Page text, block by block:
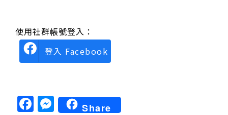
使用社群帳號登入：
登入 Facebook
Facebook
Messenger
Share